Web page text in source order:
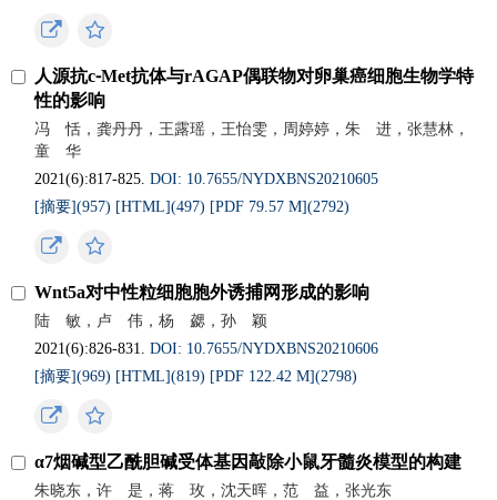
人源抗c⁃Met抗体与rAGAP偶联物对卵巢癌细胞生物学特
性的影响
冯 恬，龚丹丹，王露瑶，王怡雯，周婷婷，朱 进，张慧林，
童 华
2021(6):817-825.DOI: 10.7655/NYDXBNS20210605
[摘要](957) [HTML](497) [PDF 79.57 M](2792)
Wnt5a对中性粒细胞胞外诱捕网形成的影响
陆 敏，卢 伟，杨 勰，孙 颖
2021(6):826-831.DOI: 10.7655/NYDXBNS20210606
[摘要](969) [HTML](819) [PDF 122.42 M](2798)
α7烟碱型乙酰胆碱受体基因敲除小鼠牙髓炎模型的构建
朱晓东，许 是，蒋 玫，沈天晖，范 益，张光东